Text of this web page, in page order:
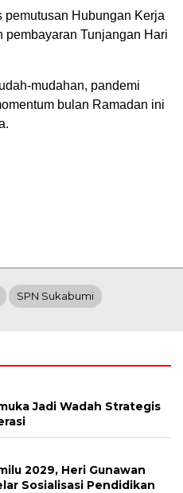
pemutusan Hubungan Kerja
pembayaran Tunjangan Hari
mudahan, pandemi
bulan Ramadan ini
SPN Sukabumi
Jadi Wadah Strategis
2029, Heri Gunawan
Sosialisasi Pendidikan